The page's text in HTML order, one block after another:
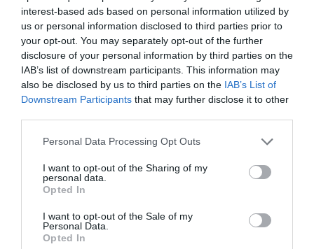
interest-based ads based on personal information utilized by
us or personal information disclosed to third parties prior to
your opt-out. You may separately opt-out of the further
disclosure of your personal information by third parties on the
IAB’s list of downstream participants. This information may
also be disclosed by us to third parties on the IAB’s List of
Downstream Participants that may further disclose it to other
Personal Data Processing Opt Outs
I want to opt-out of the Sharing of my
personal data.
Opted In
I want to opt-out of the Sale of my
Personal Data.
Opted In
Η Μισέλ Φάιφερ
αποκάλυψε ότι δεν
θέλει να
πρωταγωνιστήσει
ποτέ ξανά σε ταινία
Προβολές με
ελεύθερη είσοδο
στον Θερινό
Δημοτικό
Κινηματογράφο
Αγίας Παρασκευής |
Εισπράξεις πάνω
από 1 δισ. δολάρια